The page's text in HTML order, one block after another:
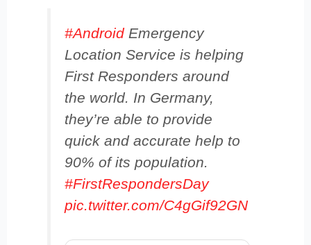
#AndroidEmergency
Location Service is helping
First Responders around
the world. In Germany,
they’re able to provide
quick and accurate help to
90% of its population.
#FirstRespondersDay
pic.twitter.com/C4gGif92GN